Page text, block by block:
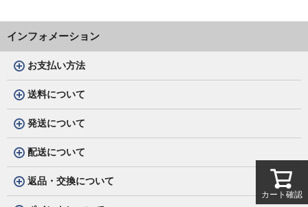
インフォメーション
お支払い方法
送料について
発送について
配送について
返品・交換について
カート確認